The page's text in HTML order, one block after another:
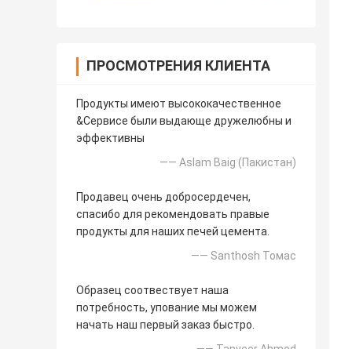
ПРОСМОТРЕНИЯ КЛИЕНТА
Продукты имеют высококачественное
&Сервисе были выдающе дружелюбны и
эффективны
—— Aslam Baig (Пакистан)
Продавец очень добросердечен,
спасибо для рекомендовать правые
продукты для наших печей цемента.
—— Santhosh Томас
Образец соотвествует наша
потребность, упование мы можем
начать наш первый заказ быстро.